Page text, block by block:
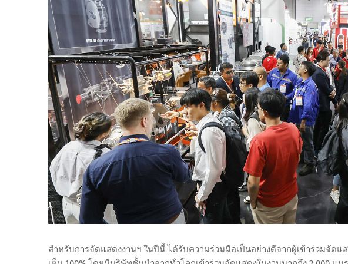
สำหรับการจัดแสดงงานฯ ในปีนี้ ได้รับความร่วมมือเป็นอย่างดีจากผู้เข้าร่วมจัดแ